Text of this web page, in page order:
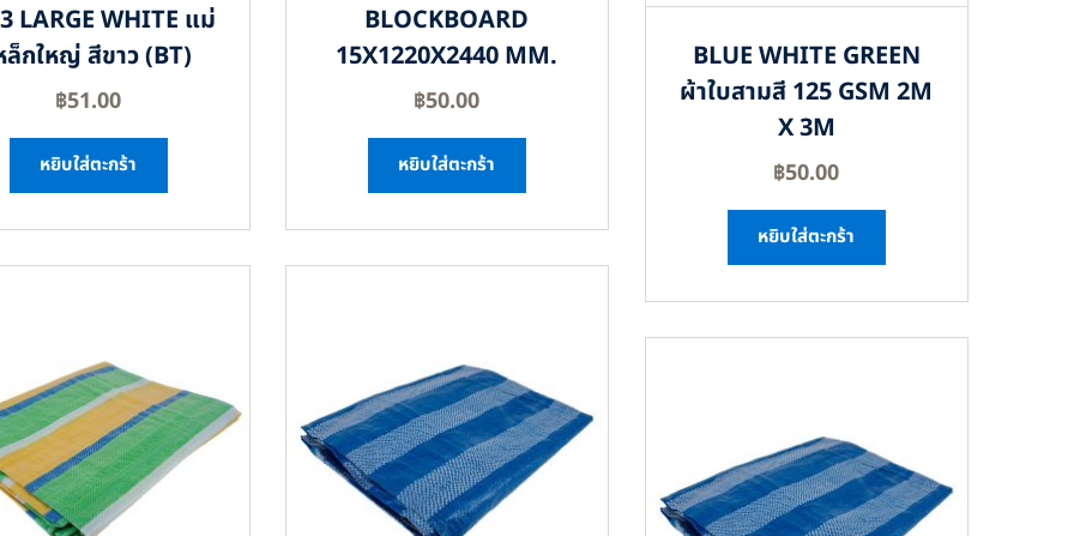
LARGE WHITE แม่
ล็กใหญ่ สีขาว (BT)
฿51.00
หยิบใส่ตะกร้า
BLOCKBOARD
15X1220X2440 MM.
฿50.00
หยิบใส่ตะกร้า
BLUE WHITE GREEN
ผ้าใบสามสี 125 GSM 2M
X 3M
฿50.00
หยิบใส่ตะกร้า